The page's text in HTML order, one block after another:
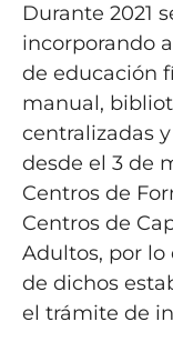
Durante 2021
incorporando
de educación
manual,
centralizadas
desde el 3 de
Centros de
Centros de
Adultos, por
de dichos
el trámite de